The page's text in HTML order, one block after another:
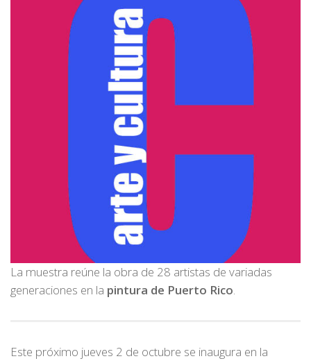
La muestra reúne la obra de 28 artistas de variadas
generaciones en la pintura de Puerto Rico.
Este próximo jueves 2 de octubre se inaugura en la